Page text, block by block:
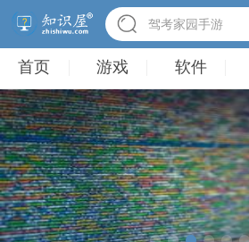
驾考家园手游
首页 游戏 软件